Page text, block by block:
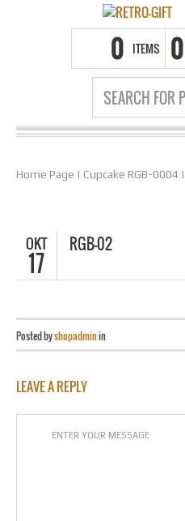
0 ITEMS 0
Home Page | Cupcake RGB-0004 |
OKT
17
RGB-02
Posted byshopadminin
LEAVE A REPLY